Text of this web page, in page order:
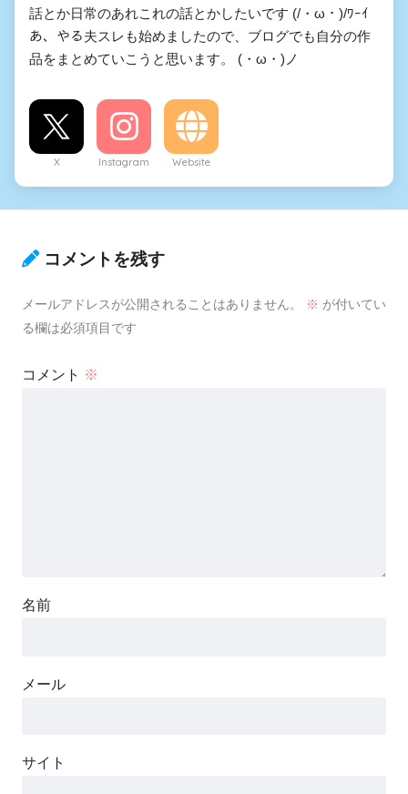
話とか日常のあれこれの話とかしたいです (/・ω・)/ﾜｰｲ
あ、やる夫スレも始めましたので、ブログでも自分の作
品をまとめていこうと思います。 (・ω・)ノ
X Instagram Website
コメントを残す
メールアドレスが公開されることはありません。 ※ が付いてい
る欄は必須項目です
コメント ※
名前
メール
サイト